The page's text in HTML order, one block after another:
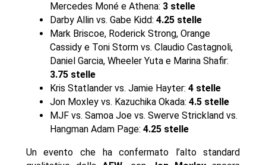
Mercedes Moné e Athena: 3 stelle
Darby Allin vs. Gabe Kidd: 4.25 stelle
Mark Briscoe, Roderick Strong, Orange
Cassidy e Toni Storm vs. Claudio Castagnoli,
Daniel Garcia, Wheeler Yuta e Marina Shafir:
3.75 stelle
Kris Statlander vs. Jamie Hayter: 4 stelle
Jon Moxley vs. Kazuchika Okada: 4.5 stelle
MJF vs. Samoa Joe vs. Swerve Strickland vs.
Hangman Adam Page: 4.25 stelle
Un evento che ha confermato l’alto standard